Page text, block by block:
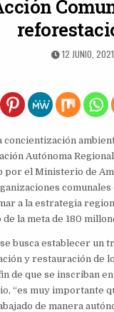
PUBLISHED
12 JUNIO, 2021
concientización
Autónoma
por el Ministerio de
a la estrategia
la meta de 180
se busca establecer
y restauración de
de que se inscriban
“es muy importante
de manera